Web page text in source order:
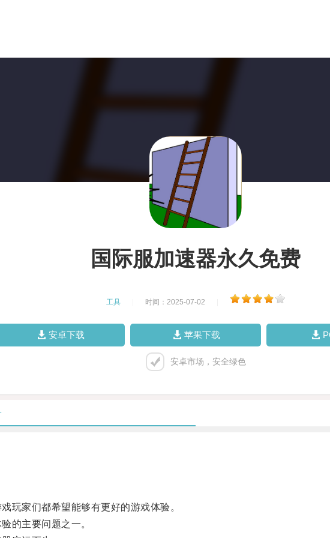
国际服加速器永久免费
工具 时间：2025-07-02
安卓下载 苹果下载
安卓市场，安全绿色
家们都希望能够有更好的游戏体验。
的主要问题之一。